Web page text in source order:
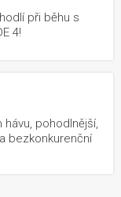
při běhu s
4!
pohodlnější,
bezkonkurenční